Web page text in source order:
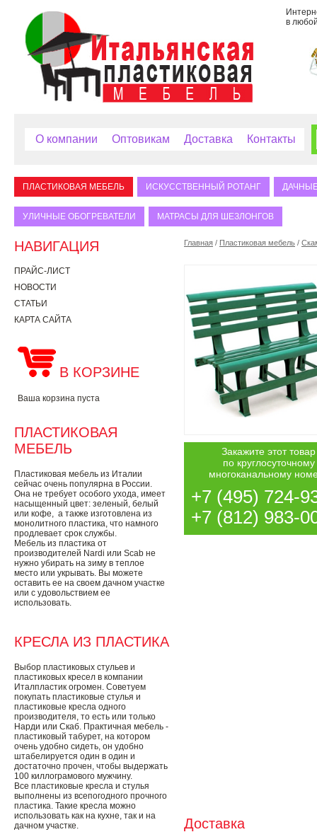
в
О компании Оптовикам Доставка Контакты
ПЛАСТИКОВАЯ МЕБЕЛЬ ИСКУССТВЕННЫЙ РОТАНГ
УЛИЧНЫЕ ОБОГРЕВАТЕЛИ МАТРАСЫ ДЛЯ ШЕЗЛОНГОВ
НАВИГАЦИЯ
ПРАЙС-ЛИСТ
НОВОСТИ
СТАТЬИ
КАРТА САЙТА
В КОРЗИНЕ
Ваша корзина пуста
ПЛАСТИКОВАЯ
МЕБЕЛЬ
Пластиковая мебель из Италии
сейчас очень популярна в России.
Она не требует особого ухода, имеет
насыщенный цвет: зеленый, белый
или кофе, а также изготовлена из
монолитного пластика, что намного
продлевает срок службы.
Мебель из пластика от
производителей Nardi или Scab не
нужно убирать на зиму в теплое
место или укрывать. Вы можете
оставить ее на своем дачном участке
или с удовольствием ее
использовать.
КРЕСЛА ИЗ ПЛАСТИКА
Выбор пластиковых стульев и
пластиковых кресел в компании
Италпластик огромен. Советуем
покупать пластиковые стулья и
пластиковые кресла одного
производителя, то есть или только
Нарди или Скаб. Практичная мебель -
пластиковый табурет, на котором
очень удобно сидеть, он удобно
штабелируется один в один и
достаточно прочен, чтобы выдержать
100 киллограмового мужчину.
Все пластиковые кресла и стулья
выполнены из всепогодного прочного
пластика. Такие кресла можно
использовать как на кухне, так и на
дачном участке.
Главная / Пластиковая мебель /
Закажите этот товар
по круглосуточному
многоканальному
+7 (495) 724-
+7 (812) 983-
Доставка